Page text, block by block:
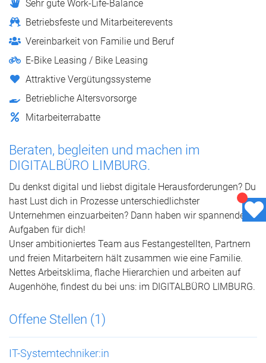
Sehr gute Work-Life-Balance
Betriebsfeste und Mitarbeiterevents
Vereinbarkeit von Familie und Beruf
E-Bike Leasing / Bike Leasing
Attraktive Vergütungssysteme
Betriebliche Altersvorsorge
Mitarbeiterrabatte
Beraten, begleiten und machen im
DIGITALBÜRO LIMBURG.
Du denkst digital und liebst digitale Herausforderungen? Du
hast Lust dich in Prozesse unterschiedlichster
Unternehmen einzuarbeiten? Dann haben wir spannende
Aufgaben für dich!
Unser ambitioniertes Team aus Festangestellten, Partnern
und freien Mitarbeitern hält zusammen wie eine Familie.
Nettes Arbeitsklima, flache Hierarchien und arbeiten auf
Augenhöhe, findest du bei uns: im DIGITALBÜRO LIMBURG.
Offene Stellen (1)
IT-Systemtechniker:in